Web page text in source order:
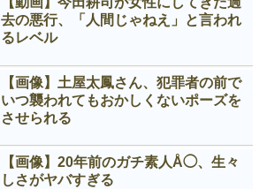
去の悪行、「人間じゃねえ」と言われ
るレベル
【画像】土屋太鳳さん、犯罪者の前で
いつ襲われてもおかしくないポーズを
させられる
【画像】20年前のガチ素人Å◯、生々
しさがヤバすぎる